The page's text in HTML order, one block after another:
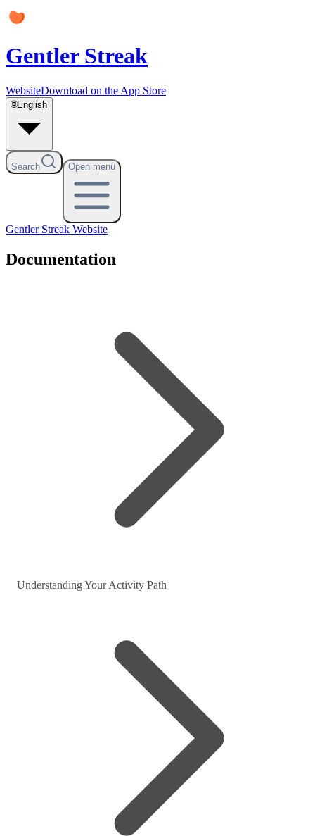
Gentler Streak
WebsiteDownload on the App Store
🌐English
Search Open menu
Gentler Streak Website
Documentation
Understanding Your Activity Path